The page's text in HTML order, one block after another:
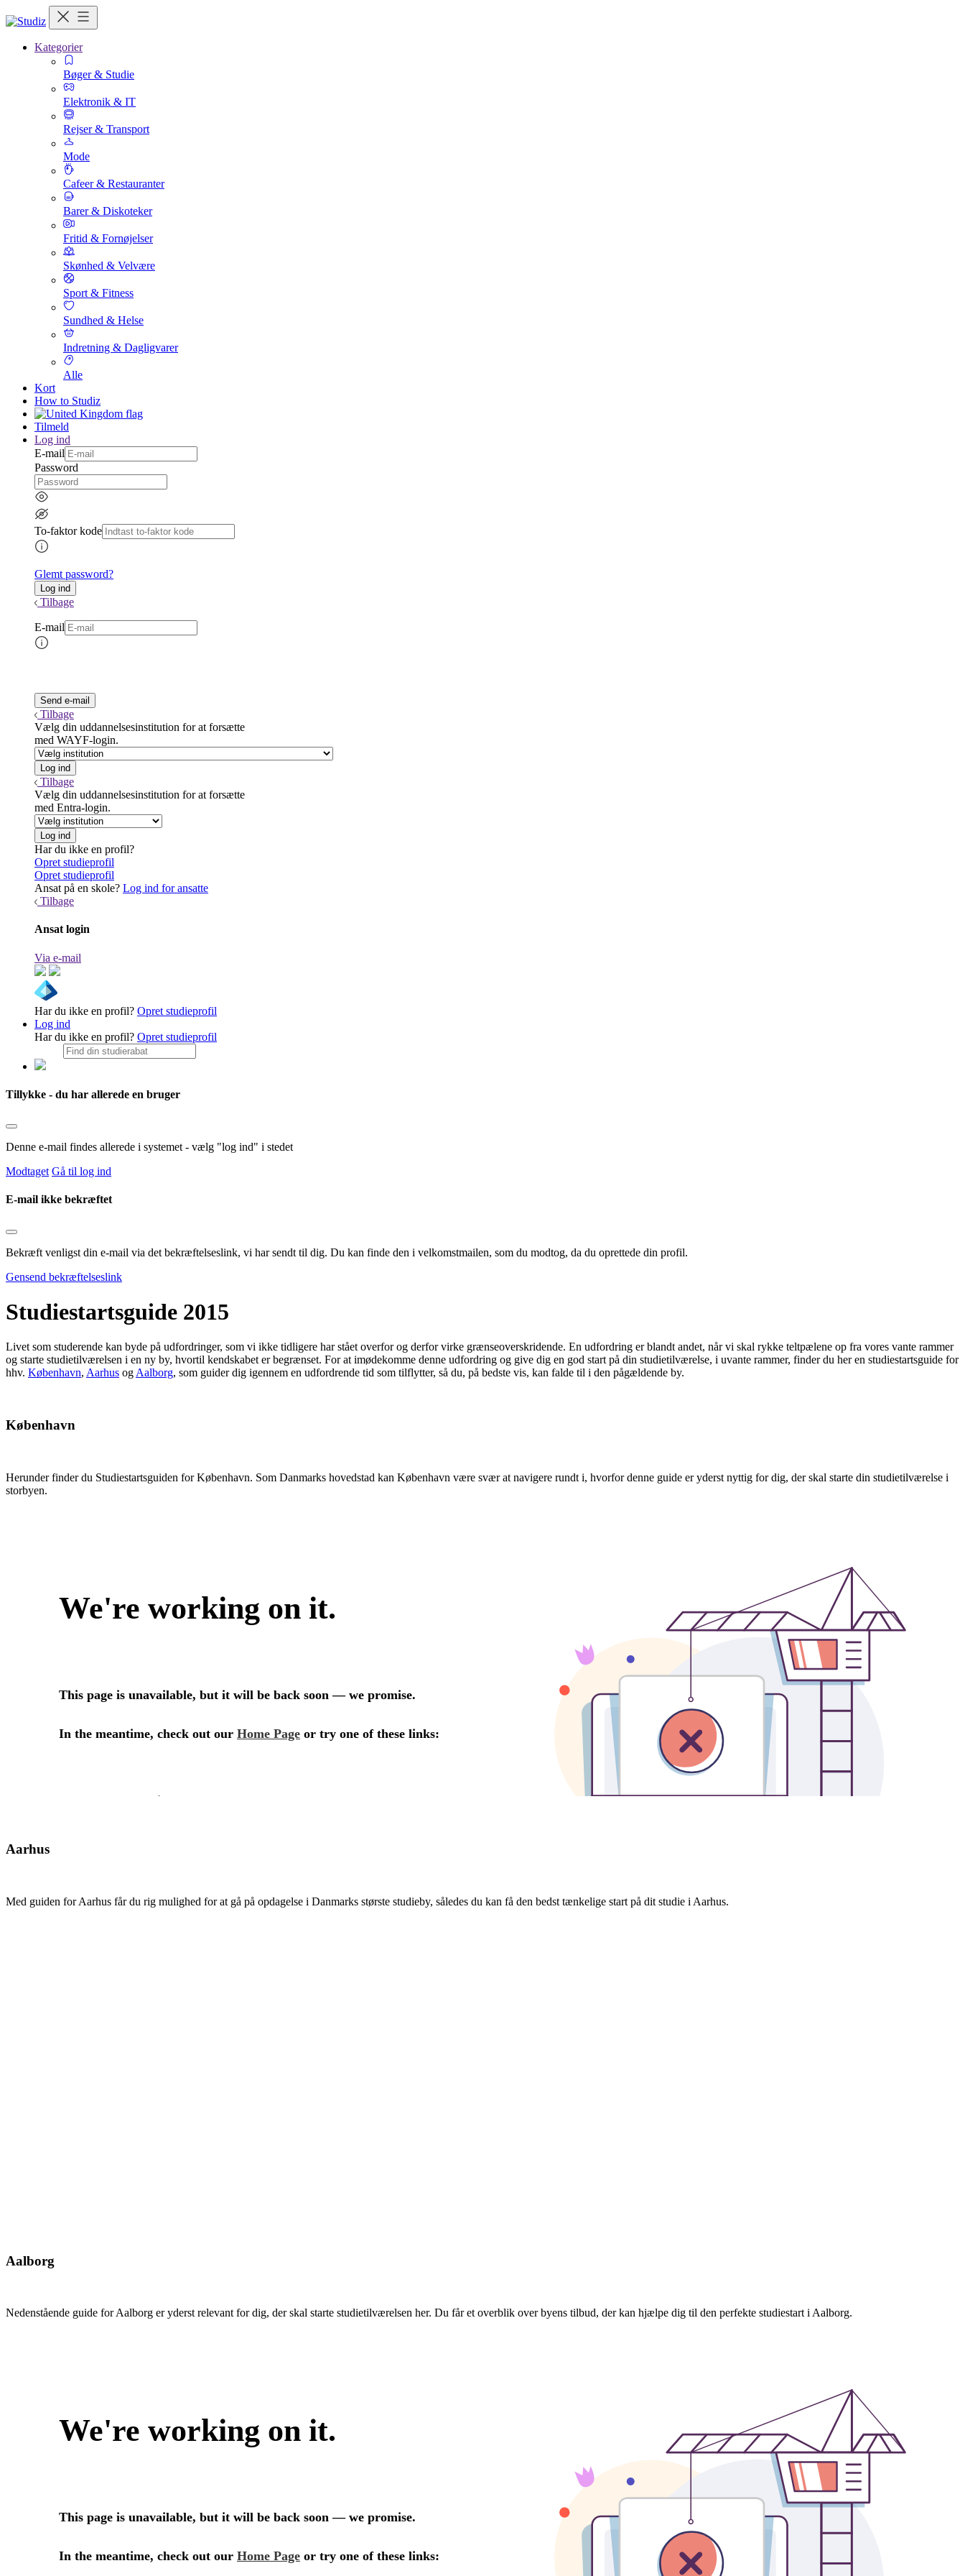
Kategorier
Bøger & Studie
Elektronik & IT
Rejser & Transport
Mode
Cafeer & Restauranter
Barer & Diskoteker
Fritid & Fornøjelser
Skønhed & Velvære
Sport & Fitness
Sundhed & Helse
Indretning & Dagligvarer
Alle
Kort
How to Studiz
Tilmeld
Log ind
E-mail
Password
To-faktor kode
Glemt password?
Tilbage
E-mail
Tilbage
Vælg din uddannelsesinstitution for at forsætte
med WAYF-login.
Tilbage
Vælg din uddannelsesinstitution for at forsætte
med Entra-login.
Har du ikke en profil?
Opret studieprofil
Opret studieprofil
Ansat på en skole? Log ind for ansatte
Tilbage
Ansat login
Via e-mail
Har du ikke en profil? Opret studieprofil
Log ind
Har du ikke en profil? Opret studieprofil
Tillykke - du har allerede en bruger
Denne e-mail findes allerede i systemet - vælg "log ind" i stedet
Modtaget Gå til log ind
E-mail ikke bekræftet
Bekræft venligst din e-mail via det bekræftelseslink, vi har sendt til dig. Du kan finde den i velkomstmailen, som du modtog, da du oprettede din profil.
Gensend bekræftelseslink
Studiestartsguide 2015
Livet som studerende kan byde på udfordringer, som vi ikke tidligere har stået overfor og derfor virke grænseoverskridende. En udfordring er blandt andet, når vi skal rykke teltpælene op fra vores vante rammer
og starte studietilværelsen i en ny by, hvortil kendskabet er begrænset. For at imødekomme denne udfordring og give dig en god start på din studietilværelse, i uvante rammer, finder du her en studiestartsguide for
hhv. København, Aarhus ogAalborg, som guider dig igennem en udfordrende tid som tilflytter, så du, på bedste vis, kan falde til i den pågældende by.
København
Herunder finder du Studiestartsguiden for København. Som Danmarks hovedstad kan København være svær at navigere rundt i, hvorfor denne guide er yderst nyttig for dig, der skal starte din studietilværelse i
storbyen.
Aarhus
Med guiden for Aarhus får du rig mulighed for at gå på opdagelse i Danmarks største studieby, således du kan få den bedst tænkelige start på dit studie i Aarhus.
Aalborg
Nedenstående guide for Aalborg er yderst relevant for dig, der skal starte studietilværelsen her. Du får et overblik over byens tilbud, der kan hjælpe dig til den perfekte studiestart i Aalborg.